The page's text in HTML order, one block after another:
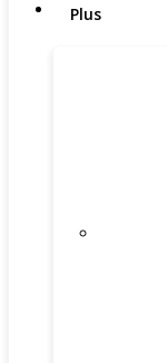
Plus